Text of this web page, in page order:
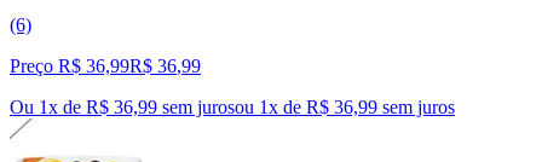
(6)
Preço R$ 36,99R$ 36,99
Ou 1x de R$ 36,99 sem jurosou 1x de R$ 36,99 sem juros